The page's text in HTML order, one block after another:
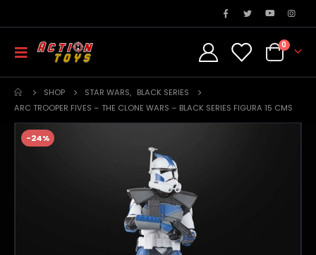
0
SHOP STAR WARS, BLACK SERIES
ARC TROOPER FIVES – THE CLONE WARS – BLACK SERIES FIGURA 15 CMS
-24%